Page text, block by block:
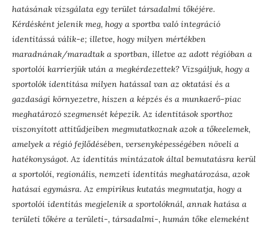
hatásának vizsgálata egy terület társadalmi tőkéjére.
Kérdésként jelenik meg, hogy a sportba való integráció
identitássá válik-e; illetve, hogy milyen mértékben
maradnának/maradtak a sportban, illetve az adott régióban a
sportolói karrierjük után a megkérdezettek? Vizsgáljuk, hogy a
sportolók identitása milyen hatással van az oktatási és a
gazdasági környezetre, hiszen a képzés és a munkaerő-piac
meghatározó szegmensét képezik. Az identitások sporthoz
viszonyított attitűdjeiben megmutatkoznak azok a tőkeelemek,
amelyek a régió fejlődésében, versenyképességében növeli a
hatékonyságot. Az identitás mintázatok által bemutatásra kerül
a sportolói, regionális, nemzeti identitás meghatározása, azok
hatásai egymásra. Az empirikus kutatás megmutatja, hogy a
sportolói identitás megjelenik a sportolóknál, annak hatása a
területi tőkére a területi-, társadalmi-, humán tőke elemeként